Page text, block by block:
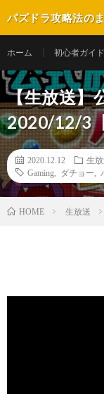
パズドラ攻略法の
ホーム 初心者ガイド
【生放送】
2020/12/3
2020.12.12
生
Gaming
ダチョー
HOME 生放送